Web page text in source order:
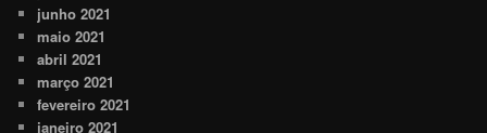
junho 2021
maio 2021
abril 2021
março 2021
fevereiro 2021
janeiro 2021